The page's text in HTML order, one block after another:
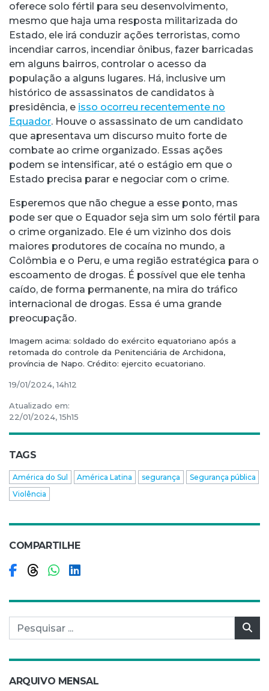
oferece solo fértil para seu desenvolvimento,
mesmo que haja uma resposta militarizada do
Estado, ele irá conduzir ações terroristas, como
incendiar carros, incendiar ônibus, fazer barricadas
em alguns bairros, controlar o acesso da
população a alguns lugares. Há, inclusive um
histórico de assassinatos de candidatos à
presidência, e isso ocorreu recentemente no
Equador. Houve o assassinato de um candidato
que apresentava um discurso muito forte de
combate ao crime organizado. Essas ações
podem se intensificar, até o estágio em que o
Estado precisa parar e negociar com o crime.
Esperemos que não chegue a esse ponto, mas
pode ser que o Equador seja sim um solo fértil para
o crime organizado. Ele é um vizinho dos dois
maiores produtores de cocaína no mundo, a
Colômbia e o Peru, e uma região estratégica para o
escoamento de drogas. É possível que ele tenha
caído, de forma permanente, na mira do tráfico
internacional de drogas. Essa é uma grande
preocupação.
Imagem acima: soldado do exército equatoriano após a
retomada do controle da Penitenciária de Archidona,
província de Napo. Crédito: ejercito ecuatoriano.
19/01/2024, 14h12
Atualizado em:
22/01/2024, 15h15
TAGS
América do Sul América Latina segurança
Segurança pública
Violência
COMPARTILHE
Compartilhar no Facebook
Compartilhar no Threads
Compartilhar no WhatsApp
Compartilhar no LinkedIn
Pesquisar por:
ARQUIVO MENSAL